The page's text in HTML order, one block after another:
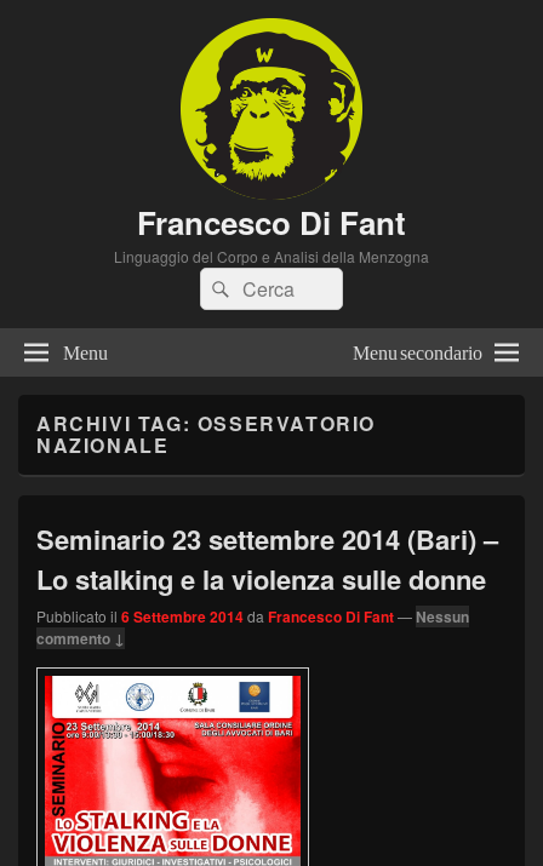
Francesco Di Fant
Linguaggio del Corpo e Analisi della Menzogna
Cerca:Cerca
Menu Menu secondario
ARCHIVI TAG: OSSERVATORIO
NAZIONALE
Seminario 23 settembre 2014 (Bari) –
Lo stalking e la violenza sulle donne
Pubblicato il 6 Settembre 2014da Francesco Di Fant— Nessun
commento ↓